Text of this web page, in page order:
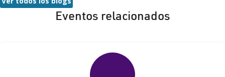
Eventos relacionados